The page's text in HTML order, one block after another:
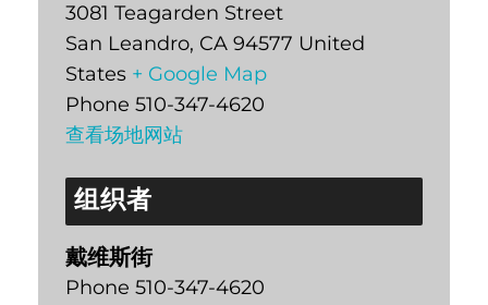
3081 Teagarden Street
San Leandro, CA 94577 United
States + Google Map
Phone 510-347-4620
查看场地网站
组织者
戴维斯街
Phone 510-347-4620